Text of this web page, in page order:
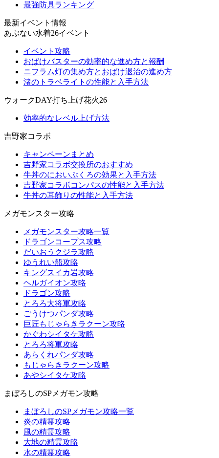
最強防具ランキング
最新イベント情報
あぶない水着26イベント
イベント攻略
おばけバスターの効率的な進め方と報酬
ニフラム灯の集め方とおばけ退治の進め方
渚のトラベライトの性能と入手方法
ウォークDAY打ち上げ花火26
効率的なレベル上げ方法
吉野家コラボ
キャンペーンまとめ
吉野家コラボ交換所のおすすめ
牛丼のにおいぶくろの効果と入手方法
吉野家コラボコンパスの性能と入手方法
牛丼の耳飾りの性能と入手方法
メガモンスター攻略
メガモンスター攻略一覧
ドラゴンコープス攻略
だいおうクジラ攻略
ゆうれい船攻略
キングスイカ岩攻略
ヘルガイオン攻略
ドラゴン攻略
とろろ大将軍攻略
ごうけつパンダ攻略
巨匠もじゃらきラクーン攻略
かぐわシイタケ攻略
とろろ将軍攻略
あらくれパンダ攻略
もじゃらきラクーン攻略
あやシイタケ攻略
まぼろしのSPメガモン攻略
まぼろしのSPメガモン攻略一覧
炎の精霊攻略
風の精霊攻略
大地の精霊攻略
水の精霊攻略